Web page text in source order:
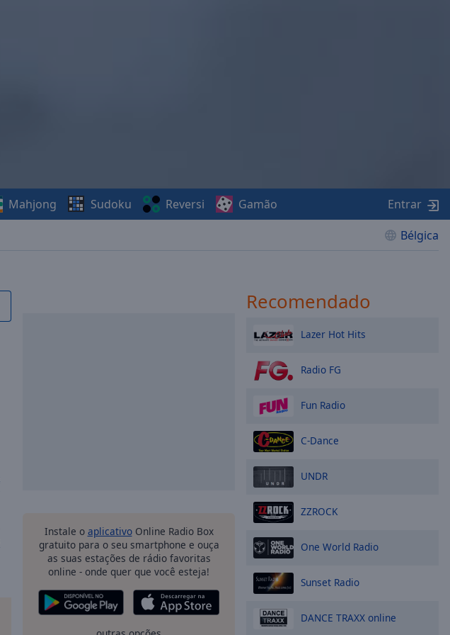
Bélgica
Mahjong Sudoku Reversi Gamão Entrar
Instale o aplicativoOnline Radio Box
gratuito para o seu smartphone e ouça
as suas estações de rádio favoritas
online - onde quer que você esteja!
Recomendado
Lazer Hot Hits
Radio FG
Fun Radio
C-Dance
UNDR
ZZROCK
One World Radio
Sunset Radio
DANCE TRAXX online